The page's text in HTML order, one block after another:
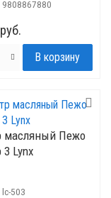
9808867880
руб.
масляный Пежо
3 Lynx
lc-503